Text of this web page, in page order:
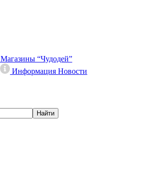
Магазины “Чудодей”
ИнформацияНовости
Найти